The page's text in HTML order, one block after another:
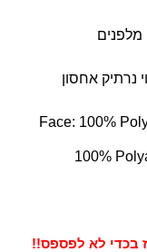
מלפנים
נרתיק אחסון
Face: 100%
100%
בכדי לא לפספס!!